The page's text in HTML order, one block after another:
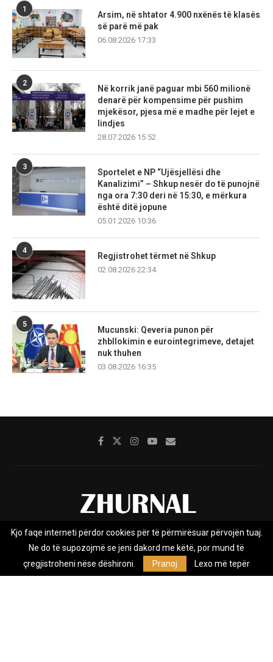
1
Arsim, në shtator 4.900 nxënës të klasës
së parë më pak
06.08.2026 17:33
2
Në korrik janë paguar mbi 560 milionë
denarë për kompensime për pushim
mjekësor, pjesa më e madhe për lejet e
lindjes
28.07.2026 15:52
3
Sportelet e NP “Ujësjellësi dhe
Kanalizimi” – Shkup nesër do të punojnë
nga ora 7:30 deri në 15:30, e mërkura
është ditë jopune
05.01.2026 10:36
4
Regjistrohet tërmet në Shkup
02.08.2026 22:34
5
Mucunski: Qeveria punon për
zhbllokimin e eurointegrimeve, detajet
nuk thuhen
03.08.2026 16:35
Rreth nesh Impresumi Marketing
Kontakt
Privacy Policy
Zhurnal.mk është Agjenci e Lajmeve e pavarur, e themeluar në vitin
Kjo faqe interneti përdor cookies për të përmirësuar përvojën tuaj.
Ne do të supozojmë se jeni dakord me këtë, por mund të
çregjistroheni nëse dëshironi.
Pranoj Lexo më tepër